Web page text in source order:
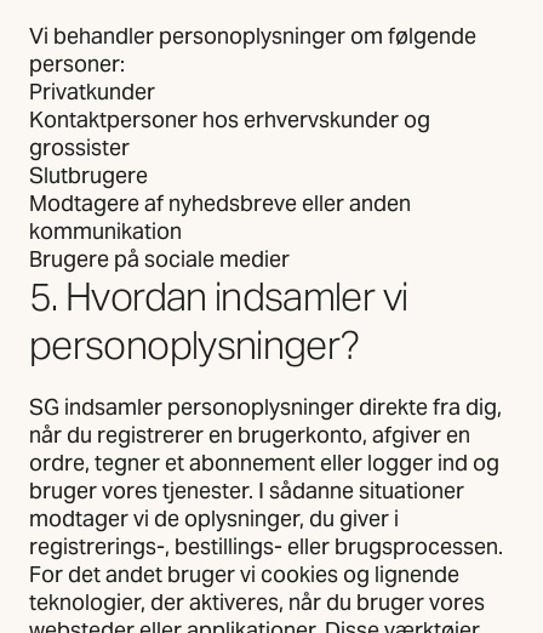
Vi behandler personoplysninger om følgende
personer:
Privatkunder
Kontaktpersoner hos erhvervskunder og
grossister
Slutbrugere
Modtagere af nyhedsbreve eller anden
kommunikation
Brugere på sociale medier
5. Hvordan indsamler vi
personoplysninger?
SG indsamler personoplysninger direkte fra dig,
når du registrerer en brugerkonto, afgiver en
ordre, tegner et abonnement eller logger ind og
bruger vores tjenester. I sådanne situationer
modtager vi de oplysninger, du giver i
registrerings-, bestillings- eller brugsprocessen.
For det andet bruger vi cookies og lignende
teknologier, der aktiveres, når du bruger vores